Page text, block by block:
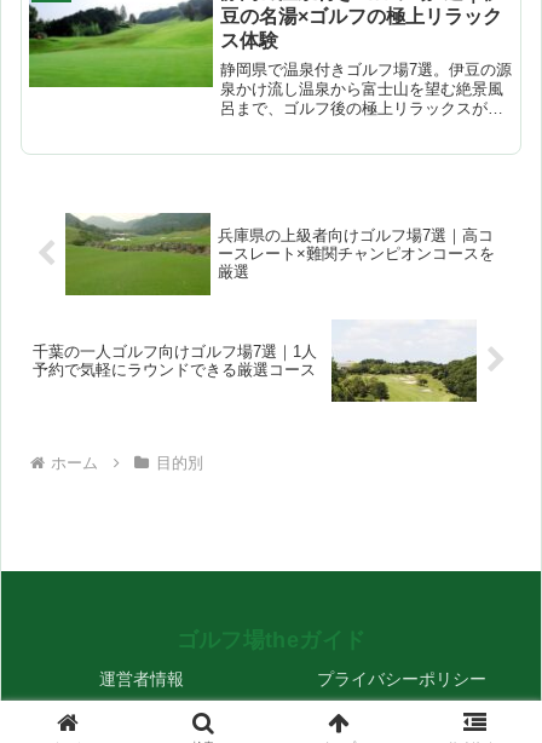
豆の名湯×ゴルフの極上リラック
ス体験
静岡県で温泉付きゴルフ場7選。伊豆の源
泉かけ流し温泉から富士山を望む絶景風
呂まで、ゴルフ後の極上リラックスが楽
兵庫県の上級者向けゴルフ場7選｜高コ
ースレート×難関チャンピオンコースを
厳選
千葉の一人ゴルフ向けゴルフ場7選｜1人
予約で気軽にラウンドできる厳選コース
ホーム 目的別
ゴルフ場theガイド
運営者情報 プライバシーポリシー
© 2026 ゴルフ場theガイド.